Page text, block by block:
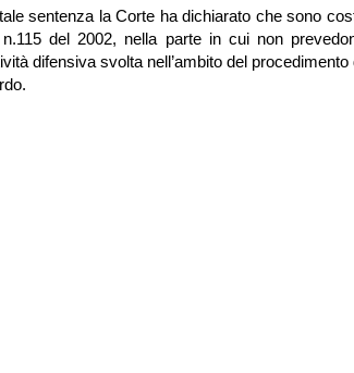
sentenza la Corte ha dichiarato che sono
del 2002, nella parte in cui non
difensiva svolta nell’ambito del